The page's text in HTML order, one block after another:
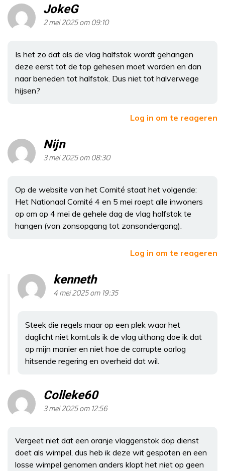
JokeG
2 mei 2025 om 09:10
Is het zo dat als de vlag halfstok wordt gehangen
deze eerst tot de top gehesen moet worden en dan
naar beneden tot halfstok. Dus niet tot halverwege
hijsen?
Log in om te reageren
Nijn
3 mei 2025 om 08:30
Op de website van het Comité staat het volgende:
Het Nationaal Comité 4 en 5 mei roept alle inwoners
op om op 4 mei de gehele dag de vlag halfstok te
hangen (van zonsopgang tot zonsondergang).
Log in om te reageren
kenneth
4 mei 2025 om 19:35
Steek die regels maar op een plek waar het
daglicht niet komt.als ik de vlag uithang doe ik dat
op mijn manier en niet hoe de corrupte oorlog
hitsende regering en overheid dat wil.
Colleke60
3 mei 2025 om 12:56
Vergeet niet dat een oranje vlaggenstok dop dienst
doet als wimpel, dus heb ik deze wit gespoten en een
losse wimpel genomen anders klopt het niet op geen